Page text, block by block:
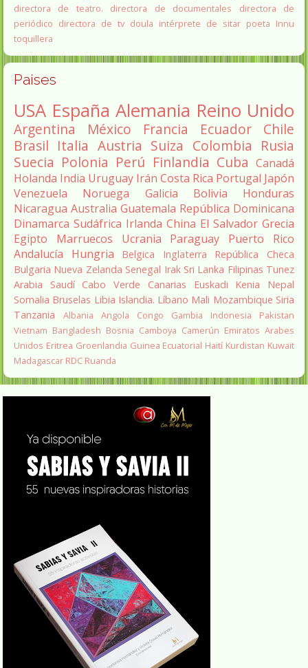
directora de teatro.
directora de documentales
directora de
periódico directora de tv doula intérprete de sitar poeta Innu
toquillera
Paises
USA España Alemania Reino Unido
Argentina México Francia Ecuador
Chile
Brasil Italia Austria Suiza Colombia Rusia
Suecia Polonia Perú Finlandia Cuba Canadá
Holanda India Uruguay Irán Costa Rica Portugal Japón
Venezuela
Noruega Galicia Bolivia
Honduras
Nicaragua Australia Guatemala República Dominicana
Dinamarca Sudáfrica Irlanda China El Salvador Grecia
Egipto
Marruecos Ucrania Paraguay
Puerto Rico
Andalucía
Hungria Belgica Inglaterra
República Checa
Bulgaria Nueva Zelanda Senegal Irak Sri Lanka Filipinas Tunez
Arabia Saudí Cabo Verde Canarias Euskadi Kenia
Nepal
Somalia Bruselas Libia Islandia. Líbano Mali Mozambique Siria
Tanzania
Albania Angola Congo Gambia Indonesia
Pakistan
Vietnam Bangladesh Bosnia Camboya Camerún Emiratos Arabes
Unidos Eritrea Groenlandia Guinea Ecuatorial Haití Kurdistan Kuwait
Madagascar RDC Ruanda